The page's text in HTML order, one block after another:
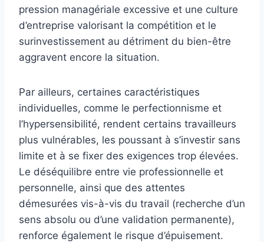
pression managériale excessive et une culture
d’entreprise valorisant la compétition et le
surinvestissement au détriment du bien-être
aggravent encore la situation.
Par ailleurs, certaines caractéristiques
individuelles, comme le perfectionnisme et
l’hypersensibilité, rendent certains travailleurs
plus vulnérables, les poussant à s’investir sans
limite et à se fixer des exigences trop élevées.
Le déséquilibre entre vie professionnelle et
personnelle, ainsi que des attentes
démesurées vis-à-vis du travail (recherche d’un
sens absolu ou d’une validation permanente),
renforce également le risque d’épuisement.